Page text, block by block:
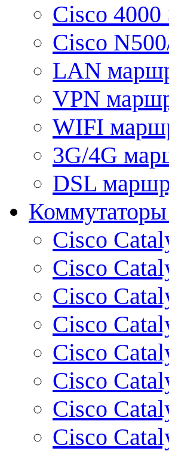
Cisco 4000
Cisco
LAN
VPN
WIFI
3G/4G
DSL
Cisco
Cisco
Cisco
Cisco
Cisco
Cisco
Cisco
Cisco